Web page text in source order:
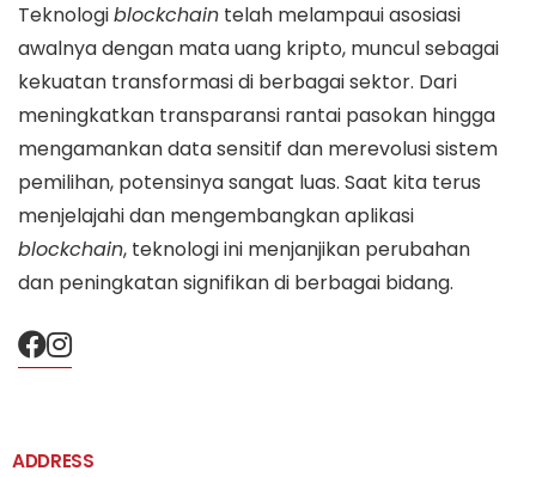
Teknologiblockchain telah melampaui asosiasi
awalnya dengan mata uang kripto, muncul sebagai
kekuatan transformasi di berbagai sektor. Dari
meningkatkan transparansi rantai pasokan hingga
mengamankan data sensitif dan merevolusi sistem
pemilihan, potensinya sangat luas. Saat kita terus
menjelajahi dan mengembangkan aplikasi
blockchain, teknologi ini menjanjikan perubahan
dan peningkatan signifikan di berbagai bidang.
ADDRESS